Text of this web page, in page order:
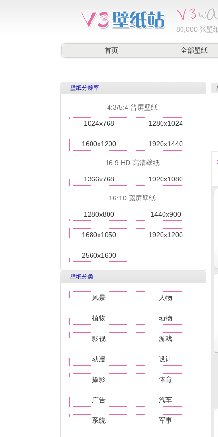
80,000 张壁
首页 全部壁纸
壁纸分辨率
4:3/5:4 普屏壁纸
1024x768 1280x1024
1600x1200 1920x1440
16:9 HD 高清壁纸
1366x768 1920x1080
16:10 宽屏壁纸
1280x800 1440x900
1680x1050 1920x1200
2560x1600
壁纸分类
风景 人物
植物 动物
影视 游戏
动漫 设计
摄影 体育
广告 汽车
系统 军事